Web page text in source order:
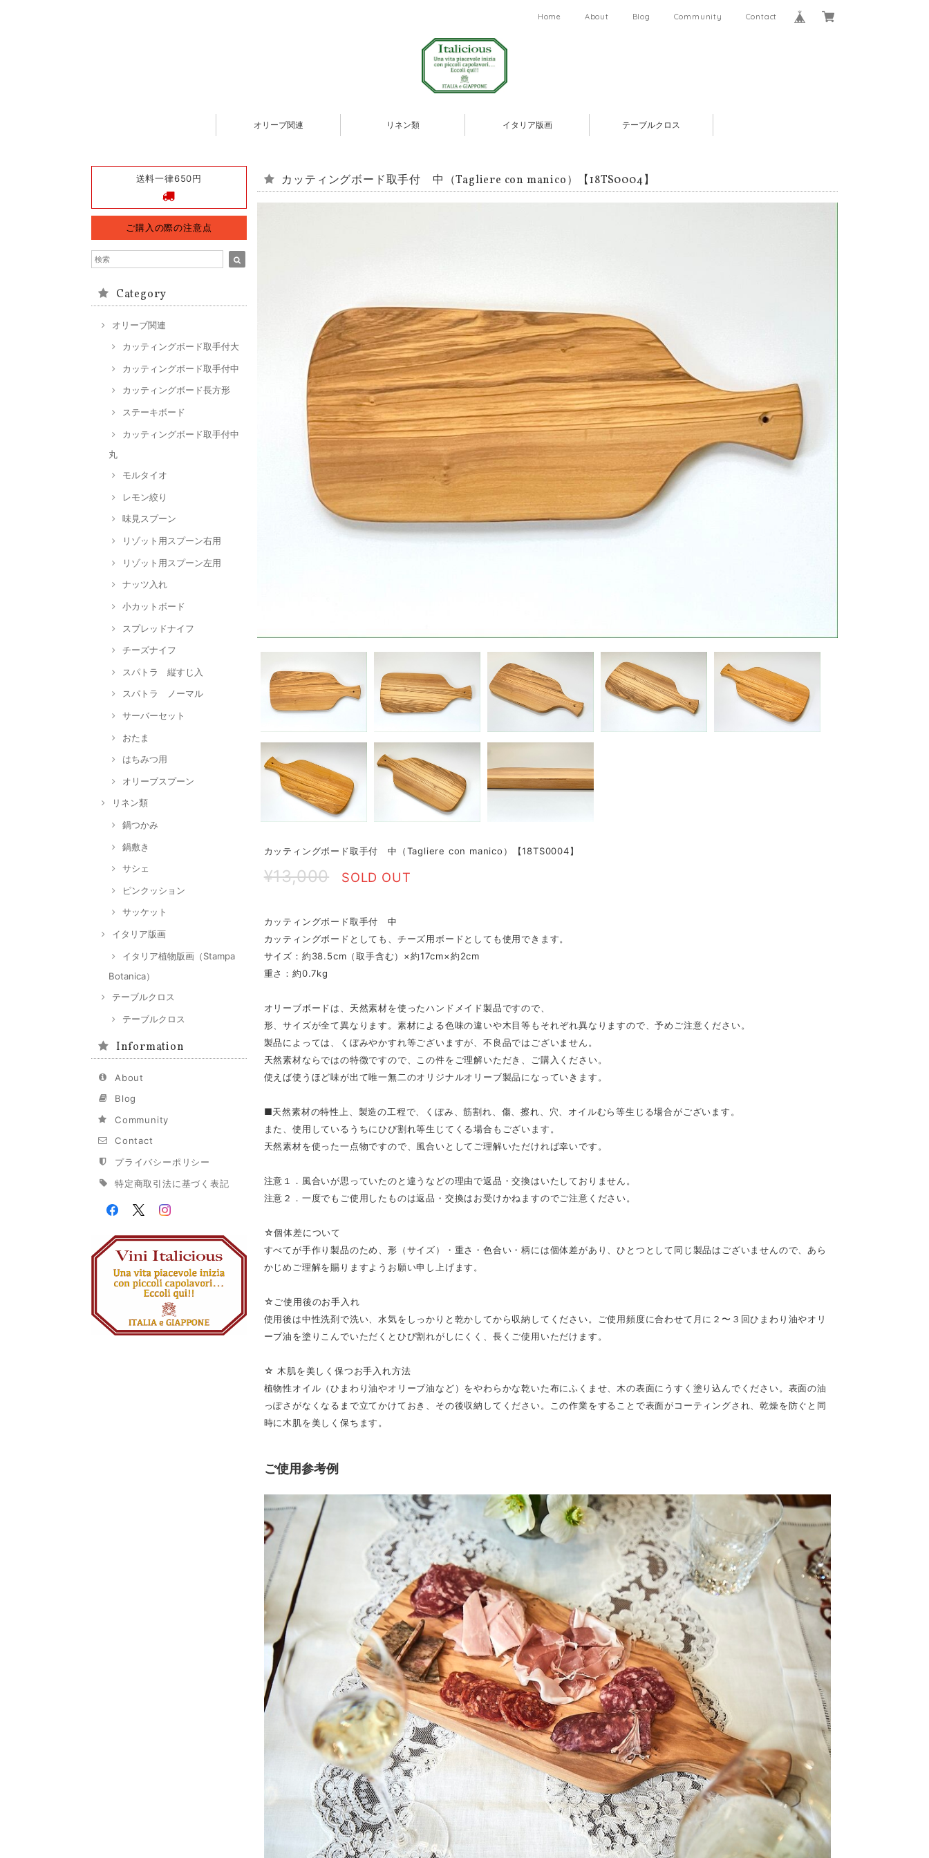
Home About Blog Community Contact
オリーブ関連 リネン類 イタリア版画 テーブルクロス
送料一律650円
ご購入の際の注意点
Category
オリーブ関連
カッティングボード取手付大
カッティングボード取手付中
カッティングボード長方形
ステーキボード
カッティングボード取手付中
丸
モルタイオ
レモン絞り
味見スプーン
リゾット用スプーン右用
リゾット用スプーン左用
ナッツ入れ
小カットボード
スプレッドナイフ
チーズナイフ
スパトラ 縦すじ入
スパトラ ノーマル
サーバーセット
おたま
はちみつ用
オリーブスプーン
リネン類
鍋つかみ
鍋敷き
サシェ
ピンクッション
サッケット
イタリア版画
イタリア植物版画（Stampa
Botanica）
テーブルクロス
テーブルクロス
Information
About
Blog
Community
Contact
プライバシーポリシー
特定商取引法に基づく表記
カッティングボード取手付 中（Tagliere con manico）【18TS0004】
カッティングボード取手付 中（Tagliere con manico）【18TS0004】
¥13,000 SOLD OUT
カッティングボード取手付 中
カッティングボードとしても、チーズ用ボードとしても使用できます。
サイズ：約38.5cm（取手含む）×約17cm×約2cm
重さ：約0.7kg
オリーブボードは、天然素材を使ったハンドメイド製品ですので、
形、サイズが全て異なります。素材による色味の違いや木目等もそれぞれ異なりますので、予めご注意ください。
製品によっては、くぼみやかすれ等ございますが、不良品ではございません。
天然素材ならではの特徴ですので、この件をご理解いただき、ご購入ください。
使えば使うほど味が出て唯一無二のオリジナルオリーブ製品になっていきます。
■天然素材の特性上、製造の工程で、くぼみ、筋割れ、傷、擦れ、穴、オイルむら等生じる場合がございます。
また、使用しているうちにひび割れ等生じてくる場合もございます。
天然素材を使った一点物ですので、風合いとしてご理解いただければ幸いです。
注意１．風合いが思っていたのと違うなどの理由で返品・交換はいたしておりません。
注意２．一度でもご使用したものは返品・交換はお受けかねますのでご注意ください。
☆個体差について
すべてが手作り製品のため、形（サイズ）・重さ・色合い・柄には個体差があり、ひとつとして同じ製品はございませんので、あら
かじめご理解を賜りますようお願い申し上げます。
☆ご使用後のお手入れ
使用後は中性洗剤で洗い、水気をしっかりと乾かしてから収納してください。ご使用頻度に合わせて月に２〜３回ひまわり油やオリ
ーブ油を塗りこんでいただくとひび割れがしにくく、長くご使用いただけます。
☆ 木肌を美しく保つお手入れ方法
植物性オイル（ひまわり油やオリーブ油など）をやわらかな乾いた布にふくませ、木の表面にうすく塗り込んでください。表面の油
っぽさがなくなるまで立てかけておき、その後収納してください。この作業をすることで表面がコーティングされ、乾燥を防ぐと同
時に木肌を美しく保ちます。
ご使用参考例